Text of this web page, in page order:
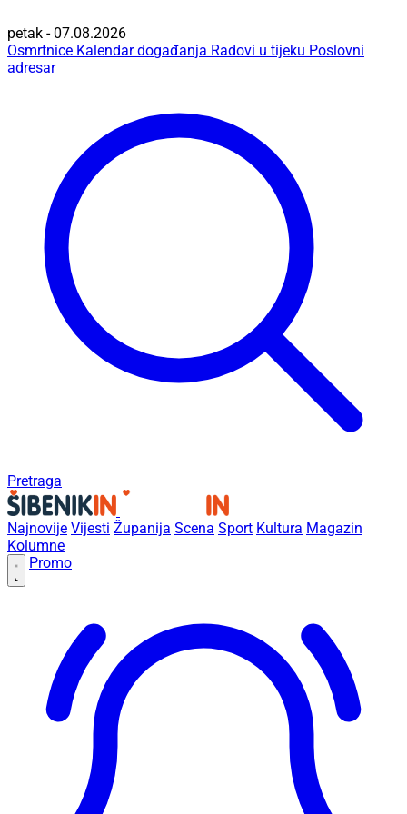
petak - 07.08.2026
Osmrtnice Kalendar događanja Radovi u tijeku Poslovni
adresar
Pretraga
Najnovije Vijesti Županija Scena Sport Kultura Magazin
Kolumne
Promo